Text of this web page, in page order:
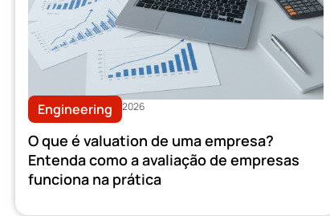
Engineering 2026
O que é valuation de uma empresa?
Entenda como a avaliação de empresas
funciona na prática